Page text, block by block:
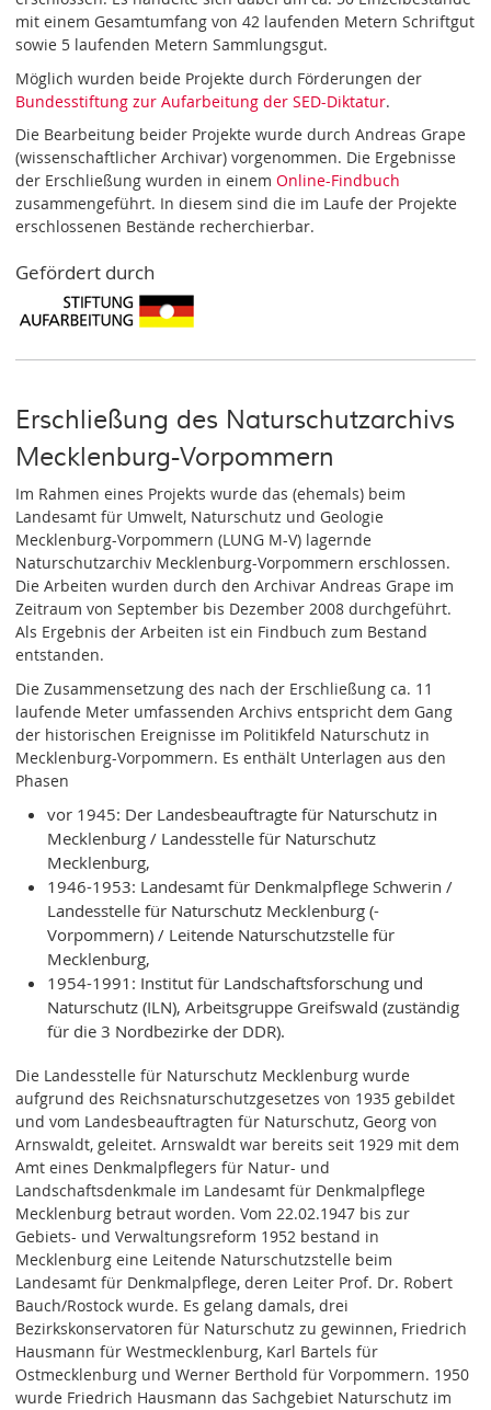
mit einem Gesamtumfang von 42 laufenden Metern Schriftgut
sowie 5 laufenden Metern Sammlungsgut.
Möglich wurden beide Projekte durch Förderungen der
Bundesstiftung zur Aufarbeitung der SED-Diktatur.
Die Bearbeitung beider Projekte wurde durch Andreas Grape
(wissenschaftlicher Archivar) vorgenommen. Die Ergebnisse
der Erschließung wurden in einemOnline-Findbuch
zusammengeführt. In diesem sind die im Laufe der Projekte
erschlossenen Bestände recherchierbar.
Gefördert durch
Erschließung des Naturschutzarchivs
Mecklenburg-Vorpommern
Im Rahmen eines Projekts wurde das (ehemals) beim
Landesamt für Umwelt, Naturschutz und Geologie
Mecklenburg-Vorpommern (LUNG M-V) lagernde
Naturschutzarchiv Mecklenburg-Vorpommern erschlossen.
Die Arbeiten wurden durch den Archivar Andreas Grape im
Zeitraum von September bis Dezember 2008 durchgeführt.
Als Ergebnis der Arbeiten ist ein Findbuch zum Bestand
entstanden.
Die Zusammensetzung des nach der Erschließung ca. 11
laufende Meter umfassenden Archivs entspricht dem Gang
der historischen Ereignisse im Politikfeld Naturschutz in
Mecklenburg-Vorpommern. Es enthält Unterlagen aus den
Phasen
vor 1945: Der Landesbeauftragte für Naturschutz in
Mecklenburg / Landesstelle für Naturschutz
Mecklenburg,
1946-1953: Landesamt für Denkmalpflege Schwerin /
Landesstelle für Naturschutz Mecklenburg (-
Vorpommern) / Leitende Naturschutzstelle für
Mecklenburg,
1954-1991: Institut für Landschaftsforschung und
Naturschutz (ILN), Arbeitsgruppe Greifswald (zuständig
für die 3 Nordbezirke der DDR).
Die Landesstelle für Naturschutz Mecklenburg wurde
aufgrund des Reichsnaturschutzgesetzes von 1935 gebildet
und vom Landesbeauftragten für Naturschutz, Georg von
Arnswaldt, geleitet. Arnswaldt war bereits seit 1929 mit dem
Amt eines Denkmalpflegers für Natur- und
Landschaftsdenkmale im Landesamt für Denkmalpflege
Mecklenburg betraut worden. Vom 22.02.1947 bis zur
Gebiets- und Verwaltungsreform 1952 bestand in
Mecklenburg eine Leitende Naturschutzstelle beim
Landesamt für Denkmalpflege, deren Leiter Prof. Dr. Robert
Bauch/Rostock wurde. Es gelang damals, drei
Bezirkskonservatoren für Naturschutz zu gewinnen, Friedrich
Hausmann für Westmecklenburg, Karl Bartels für
Ostmecklenburg und Werner Berthold für Vorpommern. 1950
wurde Friedrich Hausmann das Sachgebiet Naturschutz im